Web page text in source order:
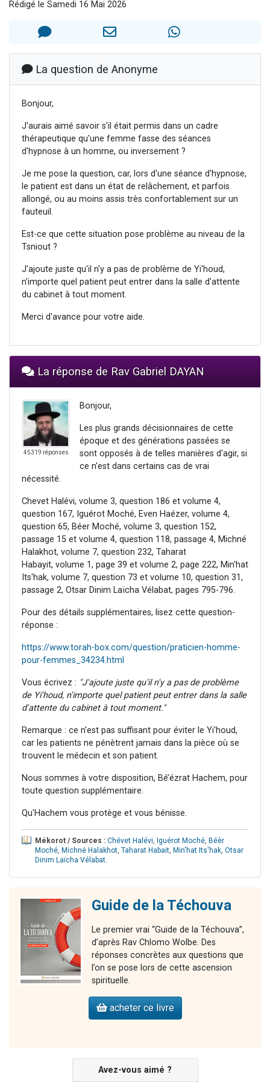
6 personnes viennent de faire un don pour 5 enfants déjà orphelins risquent de perdre leur maman
2 personnes viennent de faire un don pour Reloger Rivka, 6 enfants, victime de violences...
Il reste 49 places pour étudier en groupe sur Zoom
2 personnes viennent de nous rejoindre sur WhatsApp
Rédigé le Samedi 16 Mai 2026
La question de Anonyme
Bonjour,
J'aurais aimé savoir s'il était permis dans un cadre
thérapeutique qu'une femme fasse des séances
d'hypnose à un homme, ou inversement ?
Je me pose la question, car, lors d'une séance d'hypnose,
le patient est dans un état de relâchement, et parfois
allongé, ou au moins assis très confortablement sur un
fauteuil.
Est-ce que cette situation pose problème au niveau de la
Tsniout ?
J'ajoute juste qu'il n'y a pas de problème de Yi'houd,
n'importe quel patient peut entrer dans la salle d'attente
du cabinet à tout moment.
Merci d'avance pour votre aide.
La réponse de Rav Gabriel DAYAN
45319 réponses
Bonjour,
Les plus grands décisionnaires de cette
époque et des générations passées se
sont opposés à de telles manières d'agir, si
ce n'est dans certains cas de vrai
nécessité.
Chevet Halévi, volume 3, question 186 et volume 4,
question 167, Iguérot Moché, Even Haézer, volume 4,
question 65, Béer Moché, volume 3, question 152,
passage 15 et volume 4, question 118, passage 4, Michné
Halakhot, volume 7, question 232, Taharat
Habayit, volume 1, page 39 et volume 2, page 222, Min'hat
Its'hak, volume 7, question 73 et volume 10, question 31,
passage 2, Otsar Dinim Laïcha Vélabat, pages 795-796.
Pour des détails supplémentaires, lisez cette question-
réponse :
https://www.torah-box.com/question/praticien-homme-
pour-femmes_34234.html
Vous écrivez : "J'ajoute juste qu'il n'y a pas de problème
de Yi'houd, n'importe quel patient peut entrer dans la salle
d'attente du cabinet à tout moment."
Remarque : ce n'est pas suffisant pour éviter le Yi'houd,
car les patients ne pénètrent jamais dans la pièce où se
trouvent le médecin et son patient.
Nous sommes à votre disposition, Bé’ézrat Hachem, pour
toute question supplémentaire.
Qu'Hachem vous protège et vous bénisse.
Mékorot / Sources : Chévet Halévi, Iguérot Moché, Béèr
Moché, Michné Halakhot, Taharat Habait, Min'hat Its'hak, Otsar
Dinim Laïcha Vélabat.
Guide de la Téchouva
Le premier vrai “Guide de la Téchouva”,
d’après Rav Chlomo Wolbe. Des
réponses concrètes aux questions que
l’on se pose lors de cette ascension
spirituelle.
acheter ce livre
Avez-vous aimé ?